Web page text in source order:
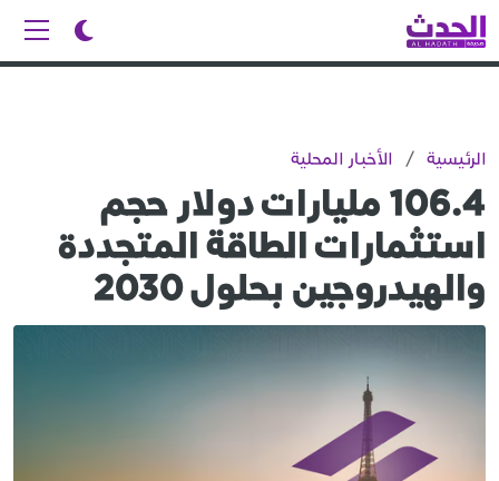
الرئيسية / الأخبار المحلية
106.4 مليارات دولار حجم
استثمارات الطاقة المتجددة
والهيدروجين بحلول 2030